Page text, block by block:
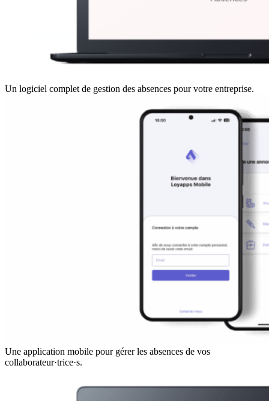
Un logiciel complet de gestion des absences pour votre entreprise.
Une application mobile pour gérer les absences de vos
collaborateur·trice·s.